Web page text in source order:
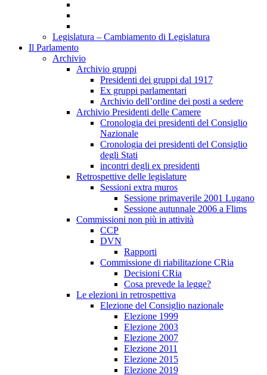
Legislatura – Cambiamento di Legislatura
Il Parlamento
Archivio
Archivio gruppi
Presidenti dei gruppi dal 1917
Ex gruppi parlamentari
Archivio dell’ordine dei posti a sedere
Archivio Presidenti delle Camere
Cronologia dei presidenti del Consiglio
Nazionale
Cronologia dei presidenti del Consiglio
degli Stati
incontri degli ex presidenti
Retrospettive delle legislature
Sessioni extra muros
Sessione primaverile 2001 Lugano
Sessione autunnale 2006 a Flims
Commissioni non più in attività
CCP
DVN
Rapporti
Commissione di riabilitazione CRia
Decisioni CRia
Cosa prevede la legge?
Le elezioni in retrospettiva
Elezione del Consiglio nazionale
Elezione 1999
Elezione 2003
Elezione 2007
Elezione 2011
Elezione 2015
Elezione 2019